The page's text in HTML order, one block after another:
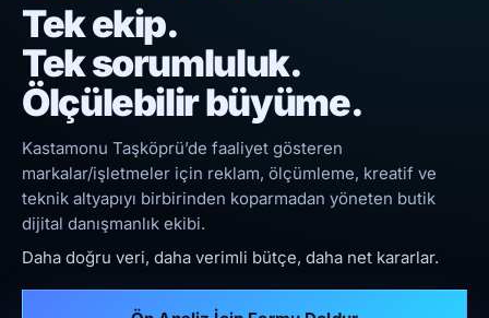
Tek ekip.
Tek sorumluluk.
Ölçülebilir büyüme.
Kastamonu Taşköprü’de faaliyet gösteren
markalar/işletmeler için reklam, ölçümleme, kreatif ve
teknik altyapıyı birbirinden koparmadan yöneten butik
dijital danışmanlık ekibi.
Daha doğru veri, daha verimli bütçe, daha net kararlar.